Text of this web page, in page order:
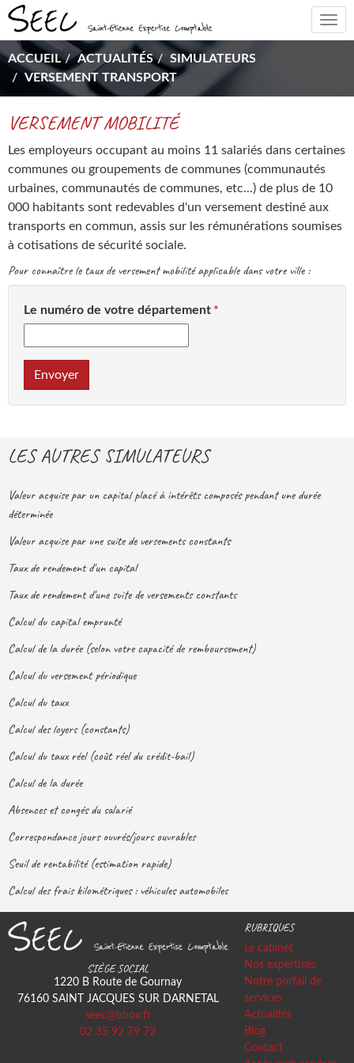
ACCUEIL
ACTUALITÉS
SIMULATEURS
VERSEMENT TRANSPORT
VERSEMENT MOBILITÉ
Les employeurs occupant au moins 11 salariés dans certaines
communes ou groupements de communes (communautés
urbaines, communautés de communes, etc...) de plus de 10
000 habitants sont redevables d'un versement destiné aux
transports en commun, assis sur les rémunérations soumises
à cotisations de sécurité sociale.
Pour connaître le taux de versement mobilité applicable dans votre ville :
Le numéro de votre département
Envoyer
LES AUTRES SIMULATEURS
Valeur acquise par un capital placé à intérêts composés pendant une durée
déterminée
Valeur acquise par une suite de versements constants
Taux de rendement d'un capital
Taux de rendement d'une suite de versements constants
Calcul du capital emprunté
Calcul de la durée (selon votre capacité de remboursement)
Calcul du versement périodique
Calcul du taux
Calcul des loyers (constants)
Calcul du taux réel (coût réel du crédit-bail)
Calcul de la durée
Absences et congés du salarié
Correspondance jours ouvrés/jours ouvrables
Seuil de rentabilité (estimation rapide)
Calcul des frais kilométriques : véhicules automobiles
SIÈGE SOCIAL
1220 B Route de Gournay
76160 SAINT JACQUES SUR DARNETAL
seec@bbox.fr
02 35 92 79 72
RUBRIQUES
Le cabinet
Nos expertises
Notre portail de
services
Actualités
Blog
Contact